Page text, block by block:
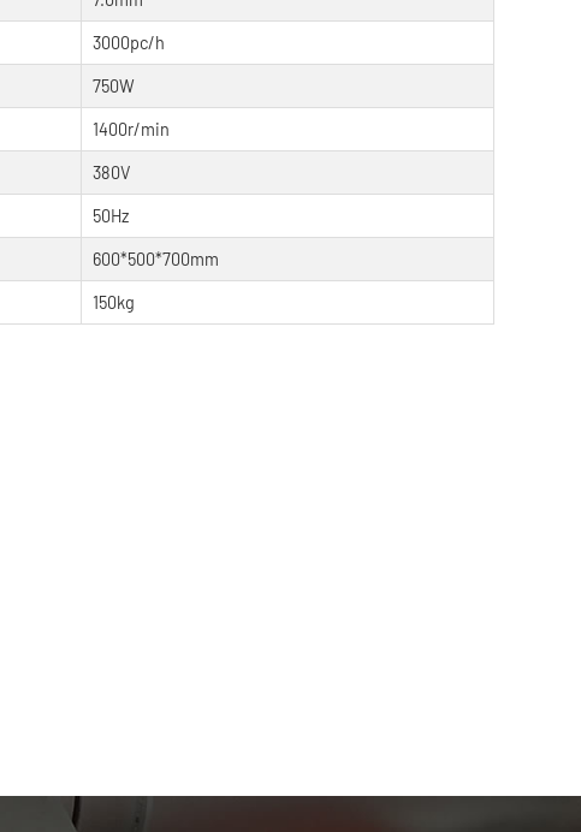
3000pc/h
750W
1400r/min
380V
50Hz
600*500*700mm
150kg